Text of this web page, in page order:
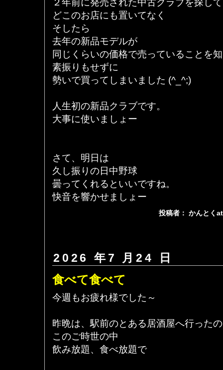
２年前に発売された中古クラブを探し
どこのお店にも置いてなく
そしたら
去年の新品モデルが
同じくらいの価格で売っていることを
素振りもせずに
勢いで買ってしまいました (^_^;)
人生初の新品クラブです。
大事に使いましょー
さて、明日は
久し振りの日中野球
曇ってくれるといいですね。
快音を響かせましょー
投稿者： かんとく
2026 年7 月24 日
食べて食べて
今週もお疲れ様でした～
昨晩は、駅前のとある居酒屋へ行った
このご時世の中
飲み放題、食べ放題で